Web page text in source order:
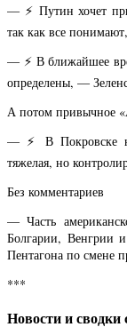
— ⚡️ Путин хочет
так как все
— ⚡️ В ближайшее
определены, —
А потом привычное
— ⚡️ В Покровске
тяжелая, но
Без комментариев
— Часть
Болгарии, Венгрии
Пентагона по смене
***
Новости и сводки